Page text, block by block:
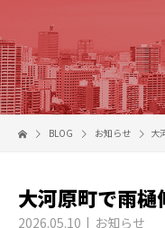
BLOG お知らせ 大
大河原町で雨
2026.05.10 お知らせ